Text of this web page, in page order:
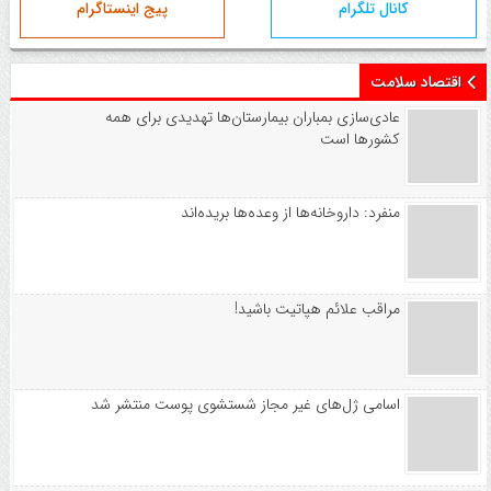
کانال تلگرام پیج اینستاگرام
اقتصاد سلامت
عادی‌سازی بمباران بیمارستان‌ها تهدیدی برای همه
کشورها است
منفرد: داروخانه‌ها از وعده‌ها بریده‌اند
مراقب علائم هپاتیت باشید!
اسامی ژل‌های غیر مجاز شستشوی پوست منتشر شد